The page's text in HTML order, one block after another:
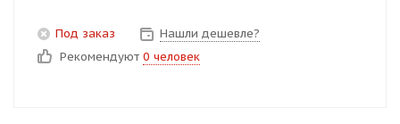
Под заказ
Нашли дешевле?
Рекомендуют 0 человек
Оставшиеся75% будут